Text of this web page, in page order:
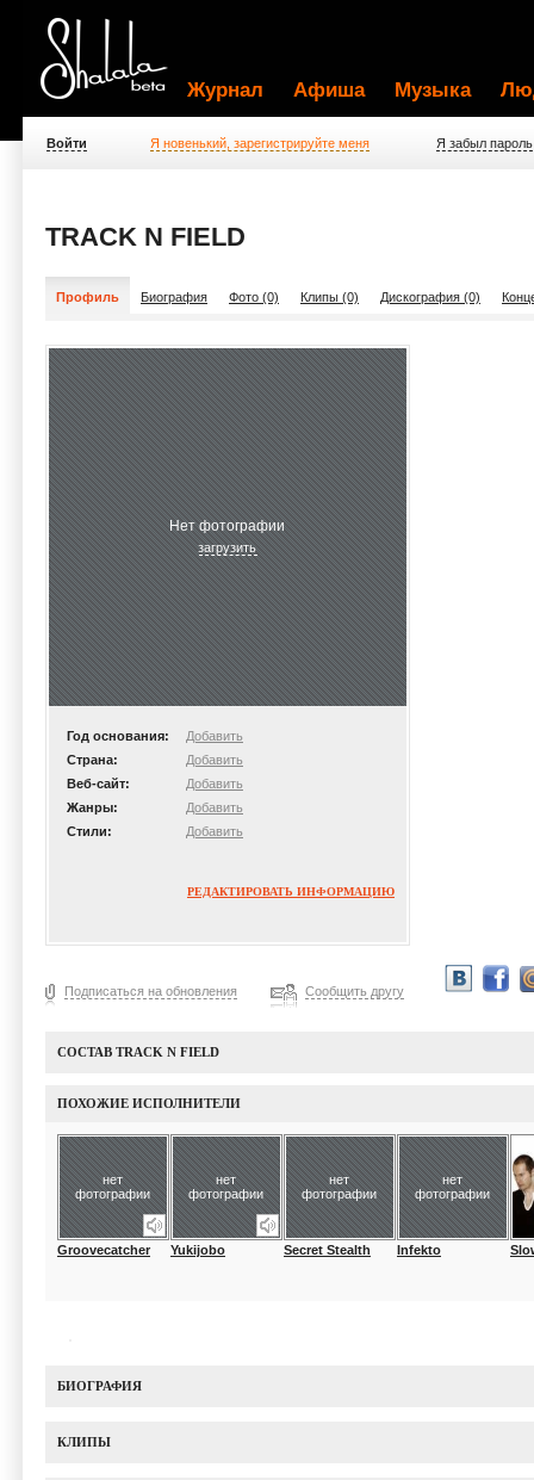
Журнал Афиша Музыка
Войти Я новенький, зарегистрируйте меня Я забыл пароль
TRACK N FIELD
Профиль Биография Фото (0) Клипы (0) Дискография (0)
Нет фотографии
загрузить
Год основания:
Добавить
Страна:
Добавить
Веб-сайт:
Добавить
Жанры:
Добавить
Стили:
Добавить
РЕДАКТИРОВАТЬ ИНФОРМАЦИЮ
Подписаться на обновления Сообщить другу
СОСТАВ TRACK N FIELD
ПОХОЖИЕ ИСПОЛНИТЕЛИ
нет
фотографии
Groovecatcher
нет
фотографии
Yukijobo
нет
фотографии
Secret Stealth
нет
фотографии
Infekto
БИОГРАФИЯ
КЛИПЫ